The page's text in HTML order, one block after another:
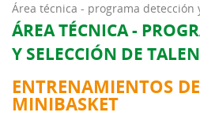
área técnica - programa
ÁREA TÉCNICA -
Y SELECCIÓN DE
ENTRENAMIENTOS
MINIBASKET